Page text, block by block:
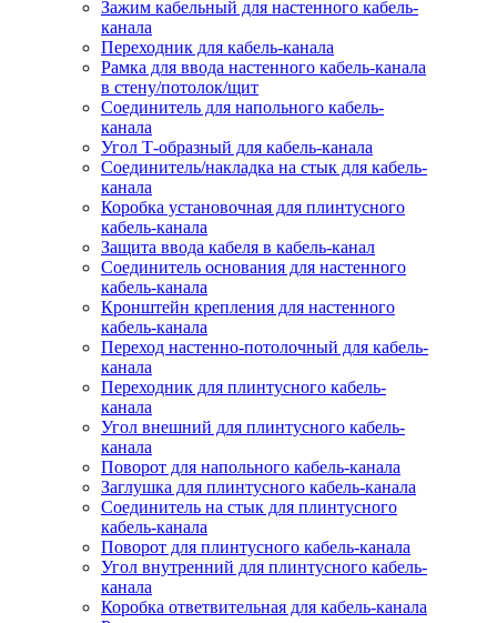
Зажим кабельный для настенного кабель-
канала
Переходник для кабель-канала
Рамка для ввода настенного кабель-канала
в стену/потолок/щит
Соединитель для напольного кабель-
канала
Угол Т-образный для кабель-канала
Соединитель/накладка на стык для кабель-
канала
Коробка установочная для плинтусного
кабель-канала
Защита ввода кабеля в кабель-канал
Соединитель основания для настенного
кабель-канала
Кронштейн крепления для настенного
кабель-канала
Переход настенно-потолочный для кабель-
канала
Переходник для плинтусного кабель-
канала
Угол внешний для плинтусного кабель-
канала
Поворот для напольного кабель-канала
Заглушка для плинтусного кабель-канала
Соединитель на стык для плинтусного
кабель-канала
Поворот для плинтусного кабель-канала
Угол внутренний для плинтусного кабель-
канала
Коробка ответвительная для кабель-канала